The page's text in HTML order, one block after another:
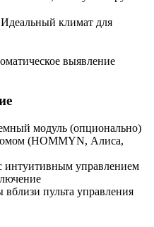
климат для
выявление
модуль (опционально)
(HOMMYN, Алиса,
интуитивным управлением
вблизи пульта управления